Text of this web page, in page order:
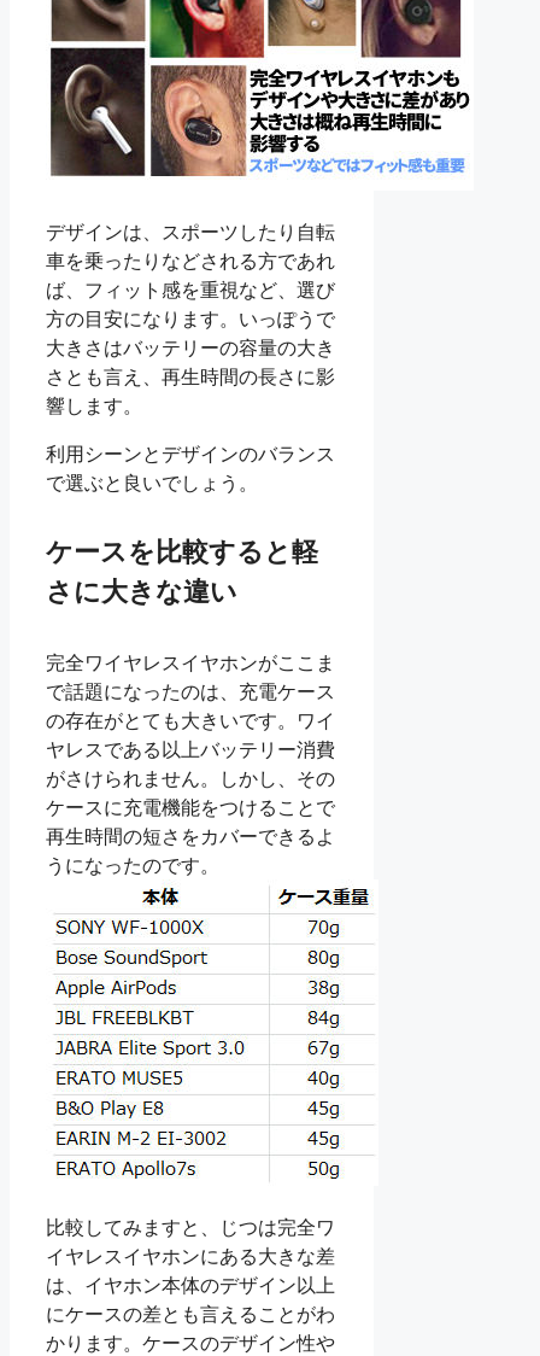
デザインは、スポーツしたり自転
車を乗ったりなどされる方であれ
ば、フィット感を重視など、選び
方の目安になります。いっぽうで
大きさはバッテリーの容量の大き
さとも言え、再生時間の長さに影
響します。
利用シーンとデザインのバランス
で選ぶと良いでしょう。
ケースを比較すると軽
さに大きな違い
完全ワイヤレスイヤホンがここま
で話題になったのは、充電ケース
の存在がとても大きいです。ワイ
ヤレスである以上バッテリー消費
がさけられません。しかし、その
ケースに充電機能をつけることで
再生時間の短さをカバーできるよ
うになったのです。
比較してみますと、じつは完全ワ
イヤレスイヤホンにある大きな差
は、イヤホン本体のデザイン以上
にケースの差とも言えることがわ
かります。ケースのデザイン性や